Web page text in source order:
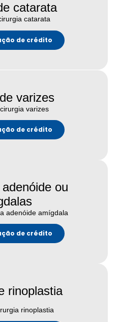
catarata
catarata
de crédito
varizes
varizes
de crédito
ou
adenóide amígdala
de crédito
rinoplastia
rinoplastia